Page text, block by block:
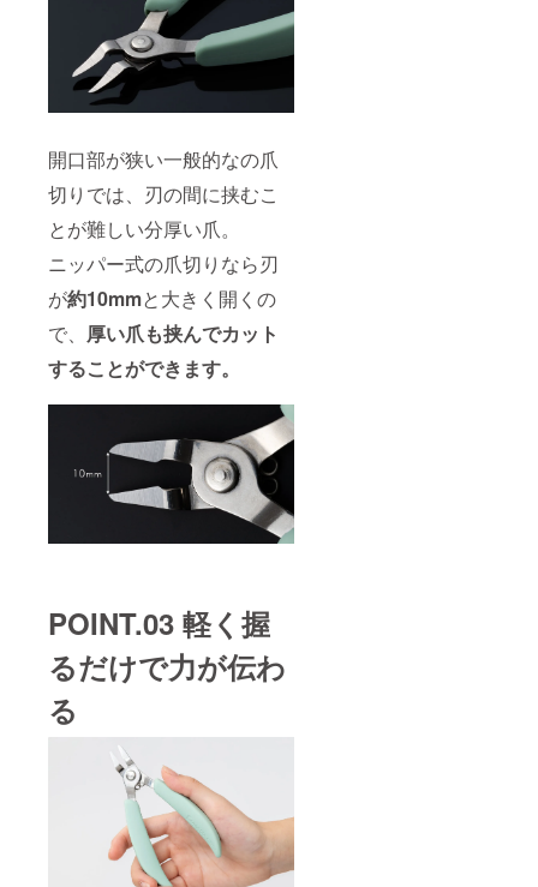
開口部が狭い一般的なの爪
切りでは、刃の間に挟むこ
とが難しい分厚い爪。
ニッパー式の爪切りなら刃
が約10mmと大きく開くの
で、 厚い爪も挟んでカット
することができます。
POINT.03 軽く握
るだけで力が伝わ
る